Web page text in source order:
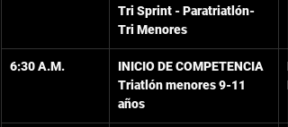
Tri Sprint - Paratriatlón-
Tri Menores
6:30 A.M.
INICIO DE COMPETENCIA
Triatlón menores 9-11
años